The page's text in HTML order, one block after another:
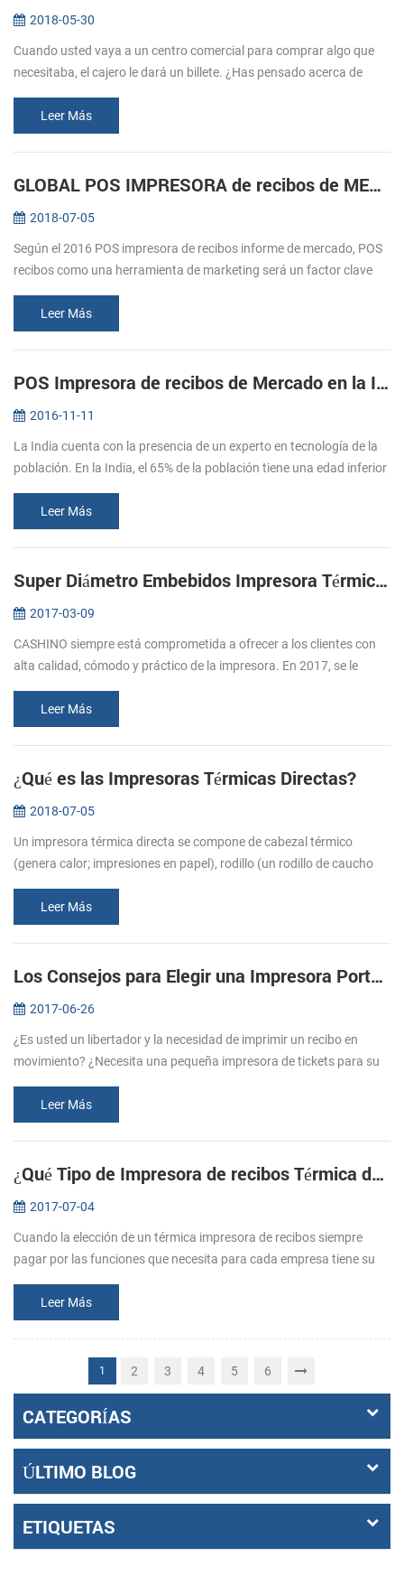
2018-05-30
Cuando usted vaya a un centro comercial para comprar algo que
necesitaba, el cajero le dará un billete. ¿Has pensado acerca de
impresión, e...
Leer Más
GLOBAL POS IMPRESORA de recibos de MERCADO durante previsión 2016-2020
2018-07-05
Según el 2016 POS impresora de recibos informe de mercado, POS
recibos como una herramienta de marketing será un factor clave
hostelería sec...
Leer Más
POS Impresora de recibos de Mercado en la India
2016-11-11
La India cuenta con la presencia de un experto en tecnología de la
población. En la India, el 65% de la población tiene una edad inferior
Leer Más
Super Diámetro Embebidos Impresora Térmica De Apoyo De La Caja De Efectivo
2017-03-09
CASHINO siempre está comprometida a ofrecer a los clientes con
alta calidad, cómodo y práctico de la impresora. En 2017, se le
atención a ...
Leer Más
¿Qué es las Impresoras Térmicas Directas?
2018-07-05
Un impresora térmica directa se compone de cabezal térmico
(genera calor; impresiones en papel), rodillo (un rodillo de caucho
cabezal t...
Leer Más
Los Consejos para Elegir una Impresora Portátil de recibos
2017-06-26
¿Es usted un libertador y la necesidad de imprimir un recibo en
movimiento? ¿Necesita una pequeña impresora de tickets para su
ideales p...
Leer Más
¿Qué Tipo de Impresora de recibos Térmica debo Comprar?
2017-07-04
Cuando la elección de un térmica impresora de recibos siempre
pagar por las funciones que necesita para cada empresa tiene su
requisitos s...
Leer Más
1 2 3 4 5 6
CATEGORÍAS
ÚLTIMO BLOG
ETIQUETAS